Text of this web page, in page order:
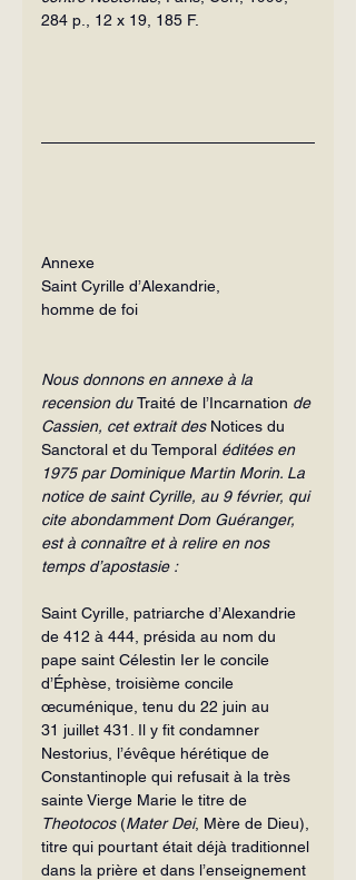
284 p., 12 x 19, 185 F.
Annexe
Saint Cyrille d’Alexandrie,
homme de foi
Nous donnons en annexe à la
recension du Traité de l’Incarnation de
Cassien, cet ex­trait des Notices du
Sanctoral et du Tem­poral éditées en
1975 par Dominique Mar­tin Morin. La
notice de saint Cyrille, au 9 février, qui
cite abondamment Dom Gué­ranger,
est à connaître et à relire en nos
temps d’apostasie :
Saint Cyrille, patriarche d’Alexandrie
de 412 à 444, présida au nom du
pape saint Célestin Ier le concile
d’Éphèse, troisième concile
œcuménique, tenu du 22 juin au
31 juillet 431. Il y fit condamner
Nestorius, l’évêque hérétique de
Constantinople qui refusait à la très
sainte Vierge Marie le titre de
Theotocos (Mater Dei, Mère de Dieu),
titre qui pourtant était déjà traditionnel
dans la prière et dans l’enseignement